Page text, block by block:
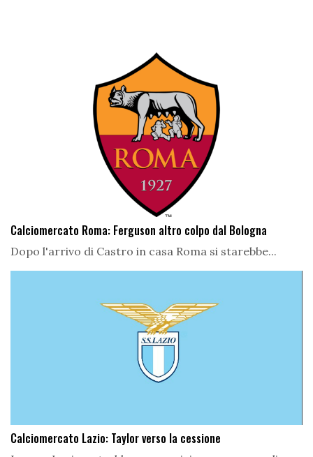
Calciomercato Roma: Ferguson altro colpo dal Bologna
Dopo l'arrivo di Castro in casa Roma si starebbe...
Calciomercato Lazio: Taylor verso la cessione